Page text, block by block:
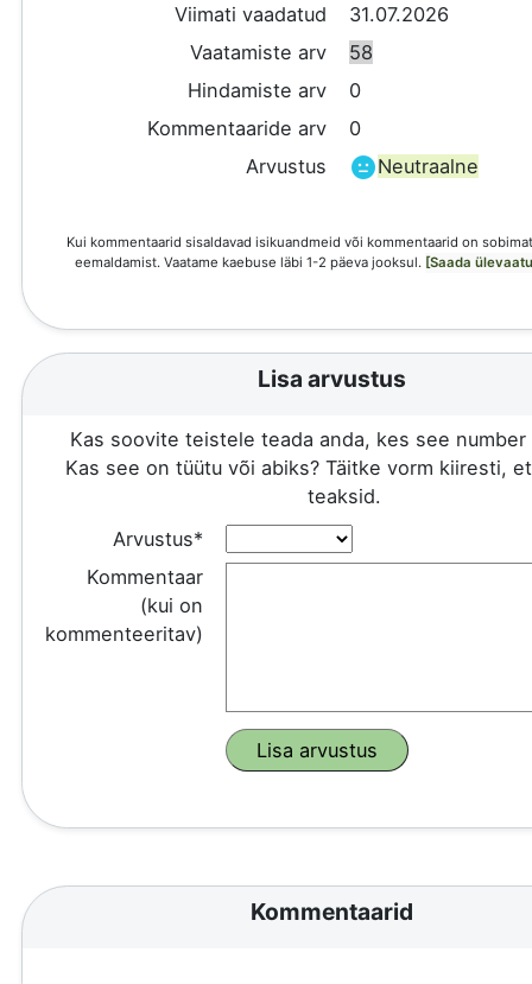
Viimati vaadatud
31.07.2026
Vaatamiste arv
58
Hindamiste arv
0
Kommentaaride arv
0
Arvustus
Neutraalne
Kui kommentaarid sisaldavad isikuandmeid või kommentaarid on
eemaldamist. Vaatame kaebuse läbi 1-2 päeva jooksul. [Saada
Lisa arvustus
Kas soovite teistele teada anda, kes see number
Kas see on tüütu või abiks? Täitke vorm kiiresti,
teaksid.
Arvustus*
Kommentaar
(kui on
kommenteeritav)
Kommentaarid